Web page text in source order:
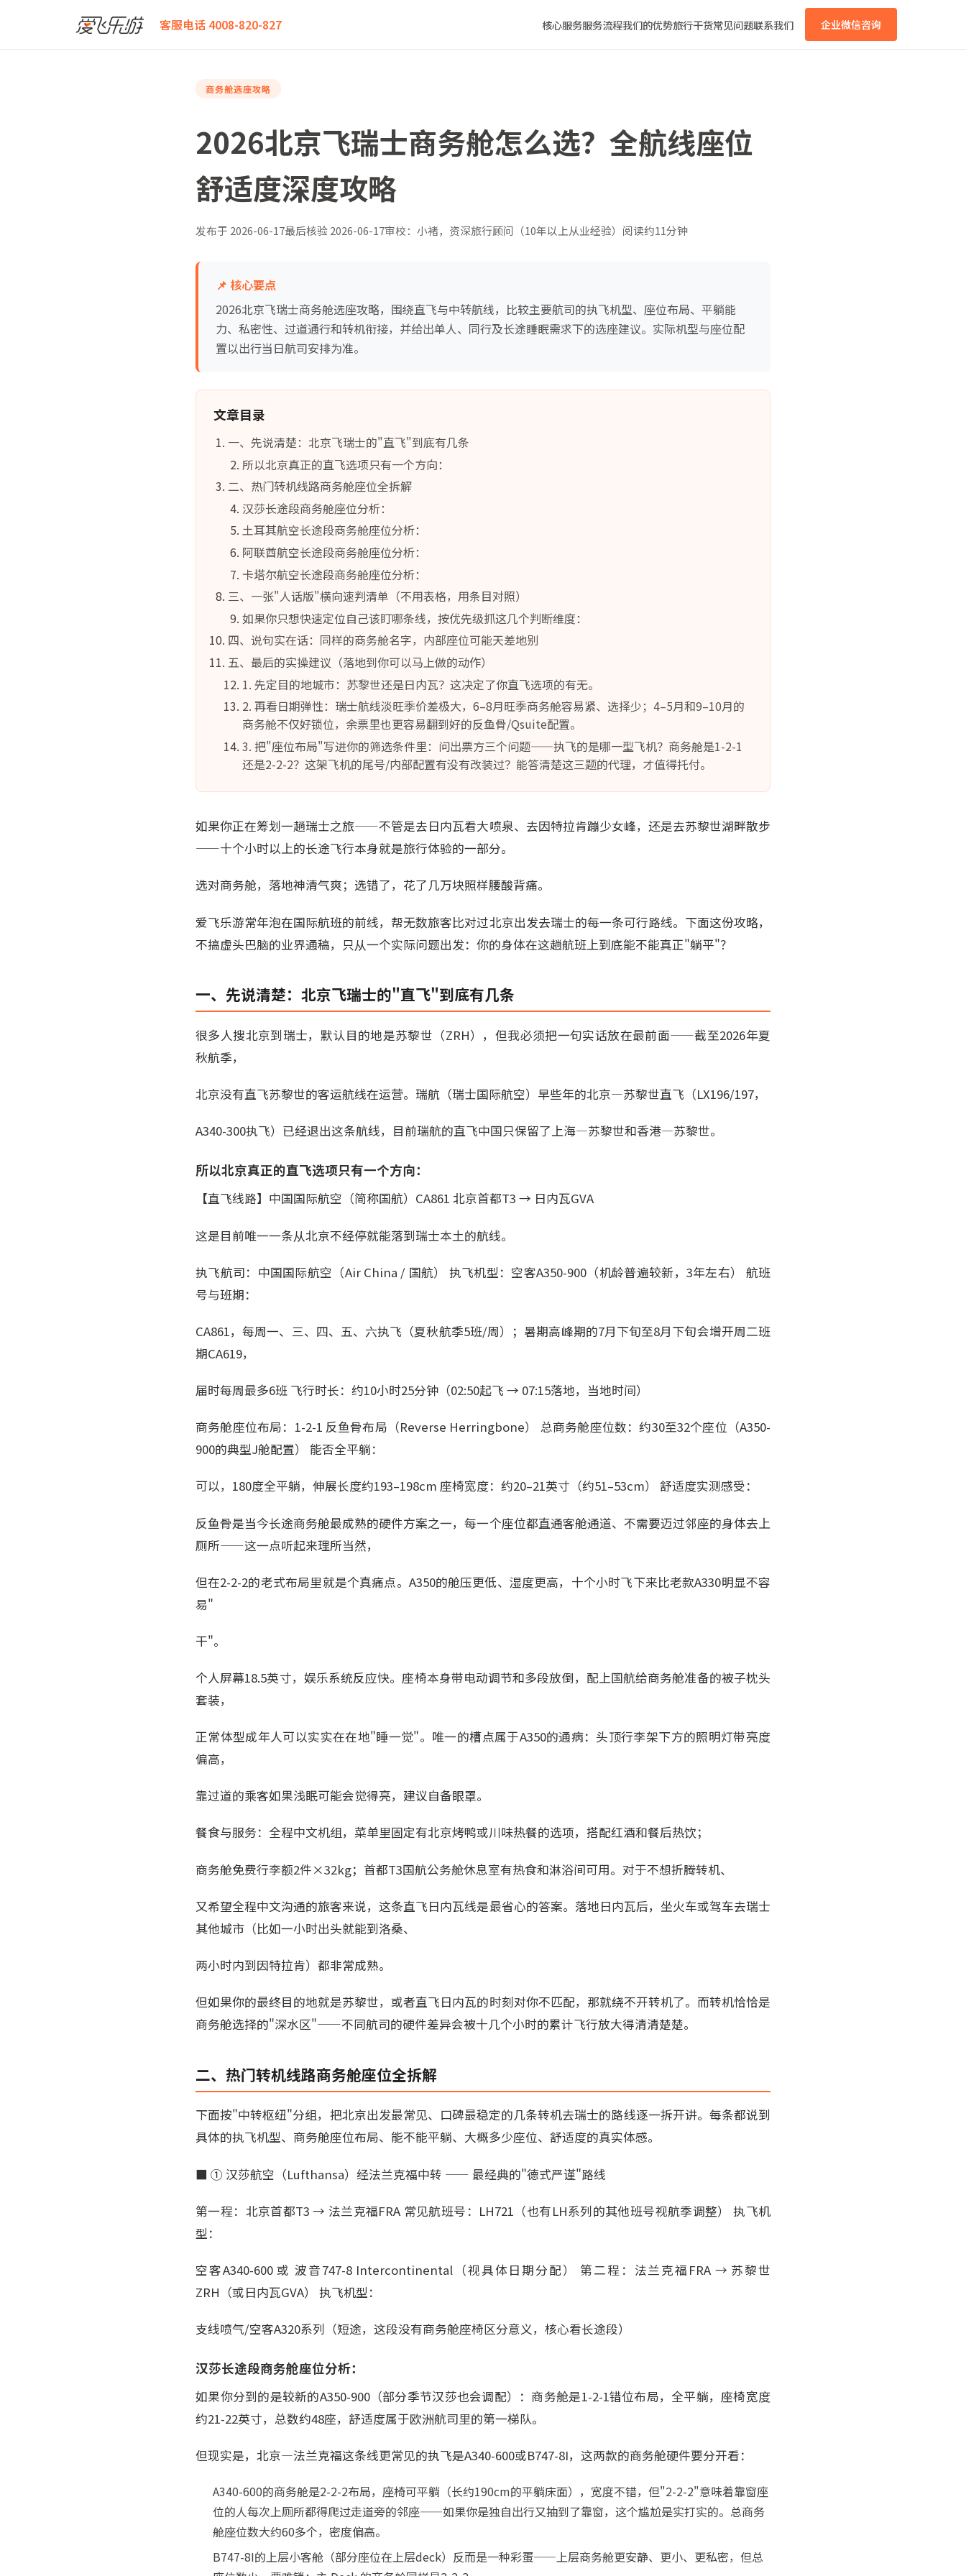
客服电话 4008-820-827 核心服务服务流程我们的优势旅行干货常见问题联系我们 企业微信咨询
爱飞乐游 2026北京飞瑞士商务舱怎么选？全航线座位舒适度深度攻略
商务舱选座攻略
2026北京飞瑞士商务舱怎么选？全航线座位
舒适度深度攻略
发布于 2026-06-17最后核验2026-06-17审校：小褚，资深旅行顾问（10年以上从业经验） 阅读约11分钟
📌 核心要点
2026北京飞瑞士商务舱选座攻略，围绕直飞与中转航线，比较主要航司的执飞机型、座位布局、平躺能
力、私密性、过道通行和转机衔接，并给出单人、同行及长途睡眠需求下的选座建议。实际机型与座位配
置以出行当日航司安排为准。
文章目录
一、先说清楚：北京飞瑞士的"直飞"到底有几条
所以北京真正的直飞选项只有一个方向：
二、热门转机线路商务舱座位全拆解
汉莎长途段商务舱座位分析：
土耳其航空长途段商务舱座位分析：
阿联酋航空长途段商务舱座位分析：
卡塔尔航空长途段商务舱座位分析：
三、一张"人话版"横向速判清单（不用表格，用条目对照）
如果你只想快速定位自己该盯哪条线，按优先级抓这几个判断维度：
四、说句实在话：同样的商务舱名字，内部座位可能天差地别
五、最后的实操建议（落地到你可以马上做的动作）
1. 先定目的地城市：苏黎世还是日内瓦？这决定了你直飞选项的有无。
2. 再看日期弹性：瑞士航线淡旺季价差极大，6–8月旺季商务舱容易紧、选择少；4–5月和9–10月的
商务舱不仅好锁位，余票里也更容易翻到好的反鱼骨/Qsuite配置。
3. 把"座位布局"写进你的筛选条件里：问出票方三个问题——执飞的是哪一型飞机？商务舱是1-2-1
还是2-2-2？这架飞机的尾号/内部配置有没有改装过？能答清楚这三题的代理，才值得托付。
如果你正在筹划一趟瑞士之旅——不管是去日内瓦看大喷泉、去因特拉肯蹦少女峰，还是去苏黎世湖畔散步
——十个小时以上的长途飞行本身就是旅行体验的一部分。
选对商务舱，落地神清气爽；选错了，花了几万块照样腰酸背痛。
爱飞乐游常年泡在国际航班的前线，帮无数旅客比对过北京出发去瑞士的每一条可行路线。下面这份攻略，
不搞虚头巴脑的业界通稿，只从一个实际问题出发：你的身体在这趟航班上到底能不能真正"躺平"？
一、先说清楚：北京飞瑞士的"直飞"到底有几条
很多人搜北京到瑞士，默认目的地是苏黎世（ZRH），但我必须把一句实话放在最前面——截至2026年夏
秋航季，
北京没有直飞苏黎世的客运航线在运营。瑞航（瑞士国际航空）早些年的北京—苏黎世直飞（LX196/197，
A340-300执飞）已经退出这条航线，目前瑞航的直飞中国只保留了上海—苏黎世和香港—苏黎世。
所以北京真正的直飞选项只有一个方向：
【直飞线路】中国国际航空（简称国航）CA861 北京首都T3 → 日内瓦GVA
这是目前唯一一条从北京不经停就能落到瑞士本土的航线。
执飞航司：中国国际航空（Air China / 国航） 执飞机型：空客A350-900（机龄普遍较新，3年左右） 航班
号与班期：
CA861，每周一、三、四、五、六执飞（夏秋航季5班/周）；暑期高峰期的7月下旬至8月下旬会增开周二班
期CA619，
届时每周最多6班 飞行时长：约10小时25分钟（02:50起飞 → 07:15落地，当地时间）
商务舱座位布局：1-2-1 反鱼骨布局（Reverse Herringbone） 总商务舱座位数：约30至32个座位（A350-
900的典型J舱配置） 能否全平躺：
可以，180度全平躺，伸展长度约193–198cm 座椅宽度：约20–21英寸（约51–53cm） 舒适度实测感受：
反鱼骨是当今长途商务舱最成熟的硬件方案之一，每一个座位都直通客舱通道、不需要迈过邻座的身体去上
厕所——这一点听起来理所当然，
但在2-2-2的老式布局里就是个真痛点。A350的舱压更低、湿度更高，十个小时飞下来比老款A330明显不容
易"
干"。
个人屏幕18.5英寸，娱乐系统反应快。座椅本身带电动调节和多段放倒，配上国航给商务舱准备的被子枕头
套装，
正常体型成年人可以实实在在地"睡一觉"。唯一的槽点属于A350的通病：头顶行李架下方的照明灯带亮度
偏高，
靠过道的乘客如果浅眠可能会觉得亮，建议自备眼罩。
餐食与服务：全程中文机组，菜单里固定有北京烤鸭或川味热餐的选项，搭配红酒和餐后热饮；
商务舱免费行李额2件×32kg；首都T3国航公务舱休息室有热食和淋浴间可用。对于不想折腾转机、
又希望全程中文沟通的旅客来说，这条直飞日内瓦线是最省心的答案。落地日内瓦后，坐火车或驾车去瑞士
其他城市（比如一小时出头就能到洛桑、
两小时内到因特拉肯）都非常成熟。
但如果你的最终目的地就是苏黎世，或者直飞日内瓦的时刻对你不匹配，那就绕不开转机了。而转机恰恰是
商务舱选择的"深水区"——不同航司的硬件差异会被十几个小时的累计飞行放大得清清楚楚。
二、热门转机线路商务舱座位全拆解
下面按"中转枢纽"分组，把北京出发最常见、口碑最稳定的几条转机去瑞士的路线逐一拆开讲。每条都说到
具体的执飞机型、商务舱座位布局、能不能平躺、大概多少座位、舒适度的真实体感。
■ ① 汉莎航空（Lufthansa）经法兰克福中转 —— 最经典的"德式严谨"路线
第一程：北京首都T3 → 法兰克福FRA 常见航班号：LH721（也有LH系列的其他班号视航季调整） 执飞机
型：
空客A340-600 或 波音747-8 Intercontinental（视具体日期分配） 第二程：法兰克福FRA → 苏黎世
ZRH（或日内瓦GVA） 执飞机型：
支线喷气/空客A320系列（短途，这段没有商务舱座椅区分意义，核心看长途段）
汉莎长途段商务舱座位分析：
如果你分到的是较新的A350-900（部分季节汉莎也会调配）：商务舱是1-2-1错位布局，全平躺，座椅宽度
约21-22英寸，总数约48座，舒适度属于欧洲航司里的第一梯队。
但现实是，北京—法兰克福这条线更常见的执飞是A340-600或B747-8I，这两款的商务舱硬件要分开看：
A340-600的商务舱是2-2-2布局，座椅可平躺（长约190cm的平躺床面），宽度不错，但"2-2-2"意味着靠窗座
位的人每次上厕所都得爬过走道旁的邻座——如果你是独自出行又抽到了靠窗，这个尴尬是实打实的。总商务
舱座位数大约60多个，密度偏高。
B747-8I的上层小客舱（部分座位在上层deck）反而是一种彩蛋——上层商务舱更安静、更小、更私密，但总